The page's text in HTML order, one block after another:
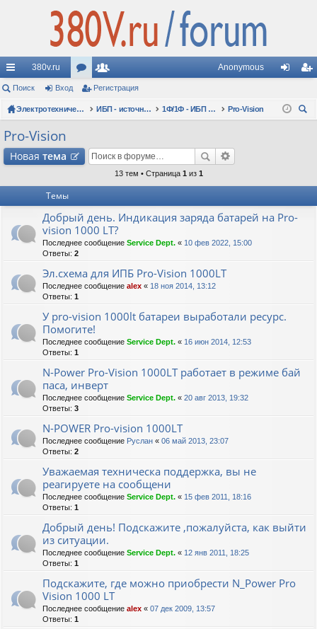
с
ы
лк
380v.ru
ор
ум
ол
ьз
ат
Anonymous
д ис
Поиск Вход Регистрация
Электротехнические форумы ИБП - источники бесперебойного питания 1Ф/1Ф - ИБП N-POWER - однофазные 1-10 кВА - вопросы по моделям
Pro-Vision
Pro-Vision
Новая тема
13 тем • Страница 1 из 1
Темы
Добрый день. Индикация заряда батарей на Pro-
vision 1000 LT?
Последнее сообщение Service Dept. « 10 фев 2022, 15:00
Ответы: 2
Эл.схема для ИПБ Pro-Vision 1000LT
Последнее сообщение alex « 18 ноя 2014, 13:12
Ответы: 1
У pro-vision 1000lt батареи выработали ресурс.
Помогите!
Последнее сообщение Service Dept. « 16 июн 2014, 12:53
Ответы: 1
N-Power Pro-Vision 1000LT работает в режиме бай
паса, инверт
Последнее сообщение Service Dept. « 20 авг 2013, 19:32
Ответы: 3
N-POWER Pro-vision 1000LT
Последнее сообщение Руслан « 06 май 2013, 23:07
Ответы: 2
Уважаемая техническа поддержка, вы не
реагируете на сообщени
Последнее сообщение Service Dept. « 15 фев 2011, 18:16
Ответы: 1
Добрый день! Подскажите ,пожалуйста, как выйти
из ситуации.
Последнее сообщение Service Dept. « 12 янв 2011, 18:25
Ответы: 1
Подскажите, где можно приобрести N_Power Pro
Vision 1000 LT
Последнее сообщение alex « 07 дек 2009, 13:57
Ответы: 1